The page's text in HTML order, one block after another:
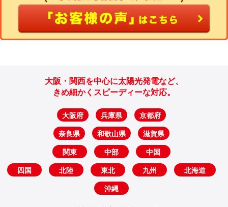
大阪・関西を中心に太陽光発電など、
きめ細かくスピーディーな対応。
大阪府 兵庫県 京都府
奈良県 和歌山県 滋賀県
関東 中部 中国
四国 北陸 東北 九州 北海道
沖縄